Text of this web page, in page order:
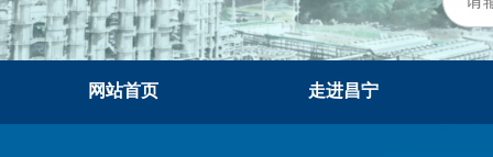
网站首页 走进昌宁